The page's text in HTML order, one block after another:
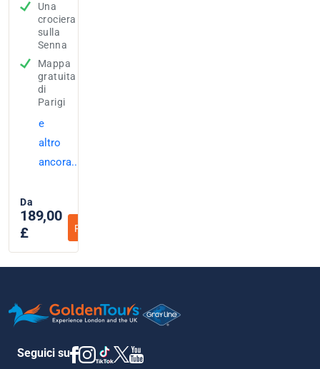
Una
crociera
sulla
Senna
Mappa
gratuita
di
Parigi
e
altro
ancora...
Da
189,00
£
Prenota oa
Seguici su